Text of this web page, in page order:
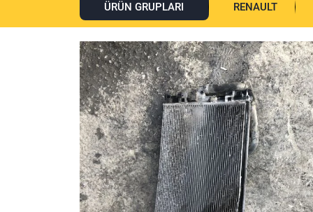
ÜRÜN GRUPLARI RENAULT